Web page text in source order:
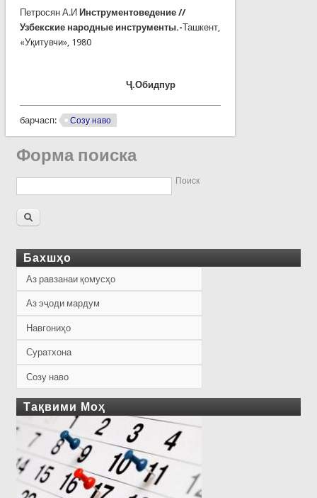
Петросян А.И Инструментоведение //
Узбекские народные инструменты.-Ташкент,
«Уқитувчи», 1980
Ҷ.Обидпур
барчасп: Созу наво
Форма поиска
Поиск
Бахшҳо
Аз равзанаи қомусҳо
Аз эҷоди мардум
Навгониҳо
Суратхона
Созу наво
Тақвими Моҳ